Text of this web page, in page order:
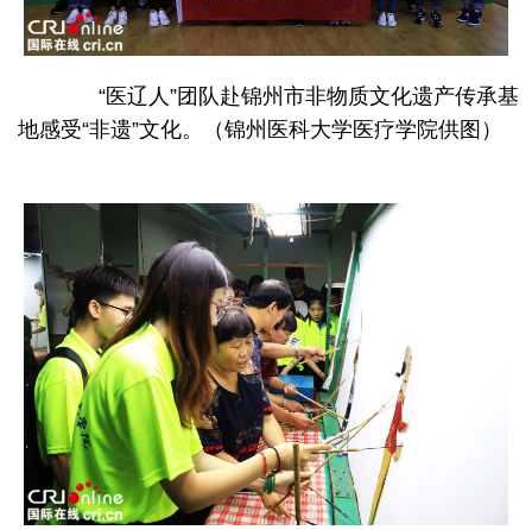
“医辽人”团队赴锦州市非物质文化遗产传承基
地感受“非遗”文化。（锦州医科大学医疗学院供图）